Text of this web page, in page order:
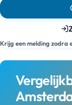
Krijg een melding zodra